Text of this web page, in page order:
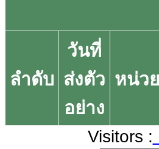
ลำดับ
วันที่
ส่งตัว
อย่าง
หน่ว
Visitors :